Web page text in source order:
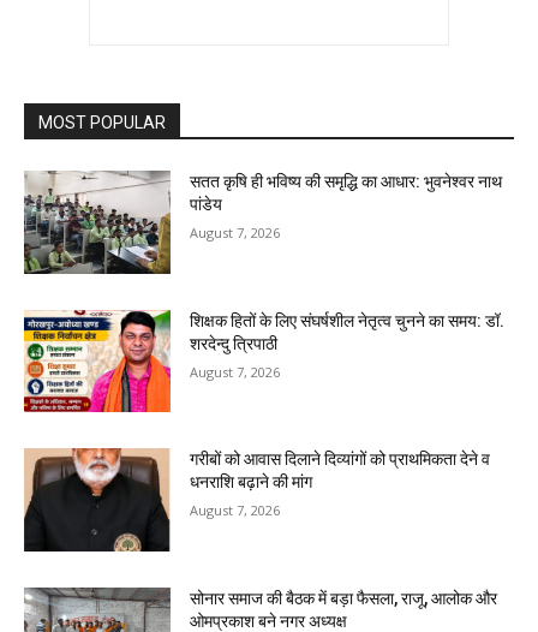
MOST POPULAR
सतत कृषि ही भविष्य की समृद्धि का आधार: भुवनेश्वर नाथ
पांडेय
August 7, 2026
शिक्षक हितों के लिए संघर्षशील नेतृत्व चुनने का समय: डॉ.
शरदेन्दु त्रिपाठी
August 7, 2026
गरीबों को आवास दिलाने दिव्यांगों को प्राथमिकता देने व
धनराशि बढ़ाने की मांग
August 7, 2026
सोनार समाज की बैठक में बड़ा फैसला, राजू, आलोक और
ओमप्रकाश बने नगर अध्यक्ष